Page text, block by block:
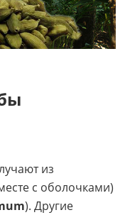
из
с оболочками)
). Другие